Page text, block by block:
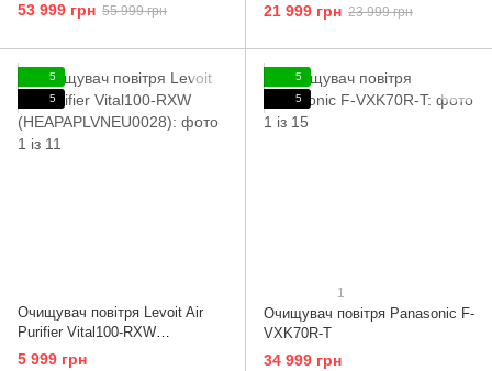
53 999 грн 55 999 грн 21 999 грн 23 999 грн
5
5
Очищувач повітря Levoit Air
Purifier Vital100-RXW
(HEAPAPLVNEU0028)
5 999 грн
5
5
1
Очищувач повітря Panasonic F-
VXK70R-T
34 999 грн